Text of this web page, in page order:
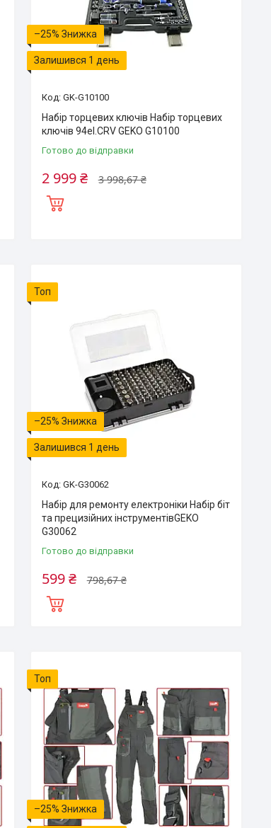
–25%
Залишився 1 день
GK-G10100
Набір торцевих ключів Набір торцевих
ключів 94el.CRV GEKO G10100
Готово до відправки
3 998,67 ₴
2 999 ₴
Топ
–25%
Залишився 1 день
GK-G30062
Набір для ремонту електроніки Набір біт
та прецизійних інструментівGEKO
G30062
Готово до відправки
798,67 ₴
599 ₴
Топ
–25%